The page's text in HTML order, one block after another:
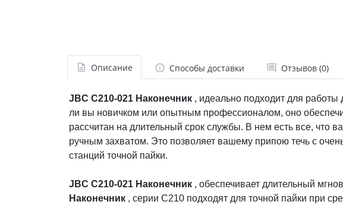
Описание Способы доставки Отзывов (0)
JBC C210-021 Наконечник , идеально подходит для работы
ли вы новичком или опытным профессионалом, оно
рассчитан на длительный срок службы. В нем есть все, что
ручным захватом. Это позволяет вашему припою течь с
станций точной пайки.
JBC C210-021 Наконечник , обеспечивает длительный
Наконечник , серии C210 подходят для точной пайки при